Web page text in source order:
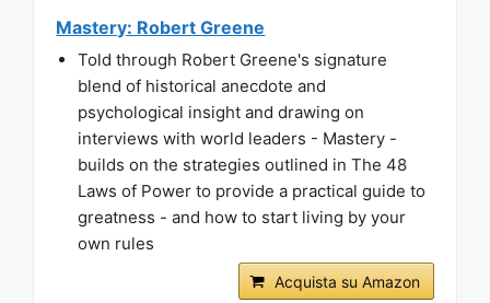
Mastery: Robert Greene
Told through Robert Greene's signature
blend of historical anecdote and
psychological insight and drawing on
interviews with world leaders - Mastery -
builds on the strategies outlined in The 48
Laws of Power to provide a practical guide to
greatness - and how to start living by your
own rules
Acquista su Amazon